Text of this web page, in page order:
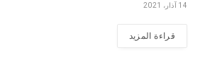
14 آذار، 2021
قراءة المزيد